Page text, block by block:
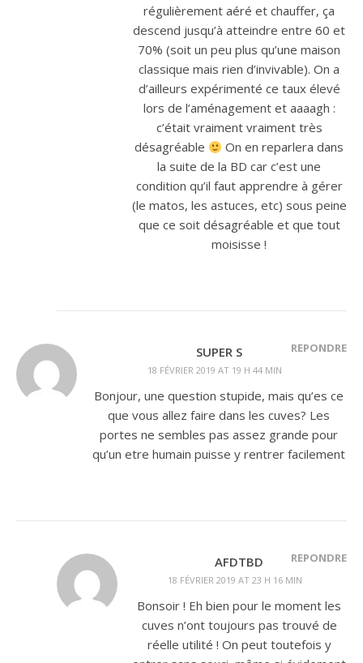
régulièrement aéré et chauffer, ça
descend jusqu’à atteindre entre 60 et
70% (soit un peu plus qu’une maison
classique mais rien d’invivable). On a
d’ailleurs expérimenté ce taux élevé
lors de l’aménagement et aaaagh :
c’était vraiment vraiment très
désagréable
On en reparlera dans
la suite de la BD car c’est une
condition qu’il faut apprendre à gérer
(le matos, les astuces, etc) sous peine
que ce soit désagréable et que tout
moisisse !
SUPER S
18 FÉVRIER 2019 AT 19 H 44 MIN
RÉPONDRE
Bonjour, une question stupide, mais qu’es ce
que vous allez faire dans les cuves? Les
portes ne sembles pas assez grande pour
qu’un etre humain puisse y rentrer facilement
AFDTBD
18 FÉVRIER 2019 AT 23 H 16 MIN
RÉPONDRE
Bonsoir ! Eh bien pour le moment les
cuves n’ont toujours pas trouvé de
réelle utilité ! On peut toutefois y